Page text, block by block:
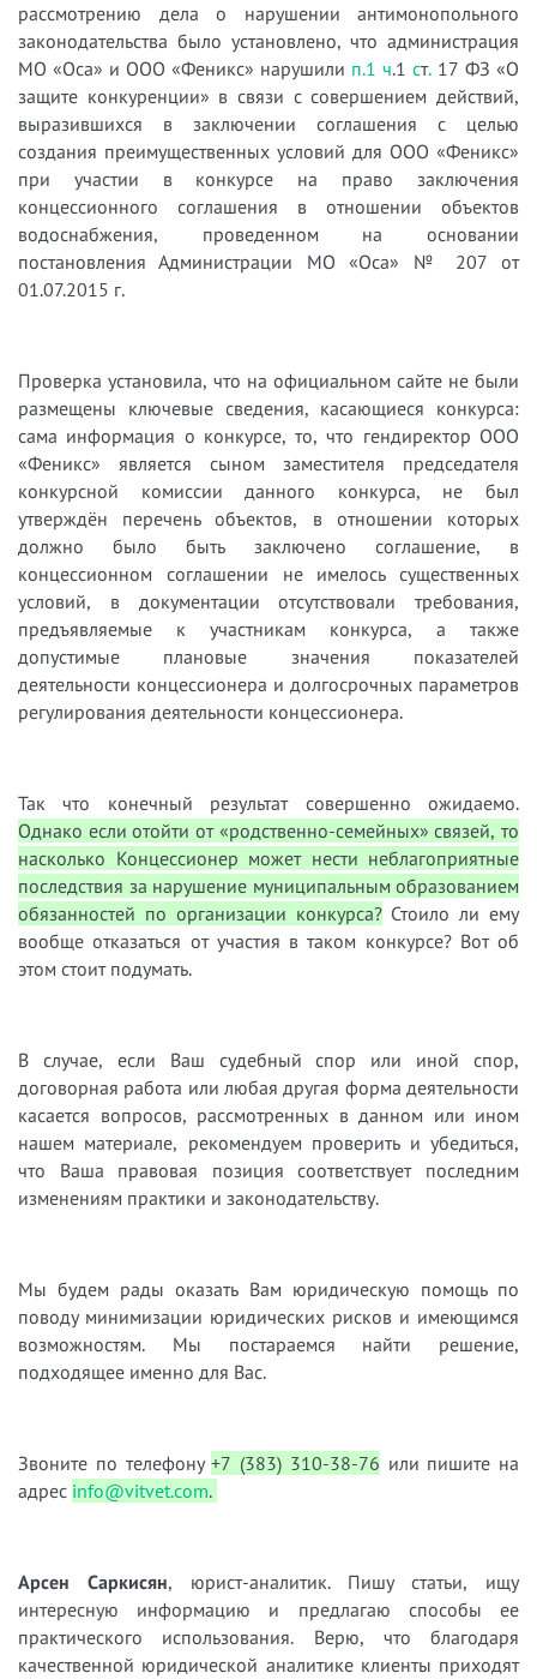
рассмотрению дела о нарушении антимонопольного
законодательства было установлено, что администрация
МО «Оса» и ООО «Феникс» нарушили п.1 ч.1 ст. 17 ФЗ «О
защите конкуренции» в связи с совершением действий,
выразившихся в заключении соглашения с целью
создания преимущественных условий для ООО «Феникс»
при участии в конкурсе на право заключения
концессионного соглашения в отношении объектов
водоснабжения, проведенном на основании
постановления Администрации МО «Оса» № 207 от
01.07.2015 г.
Проверка установила, что на официальном сайте не были
размещены ключевые сведения, касающиеся конкурса:
сама информация о конкурсе, то, что гендиректор ООО
«Феникс» является сыном заместителя председателя
конкурсной комиссии данного конкурса, не был
утверждён перечень объектов, в отношении которых
должно было быть заключено соглашение, в
концессионном соглашении не имелось существенных
условий, в документации отсутствовали требования,
предъявляемые к участникам конкурса, а также
допустимые плановые значения показателей
деятельности концессионера и долгосрочных параметров
регулирования деятельности концессионера.
Так что конечный результат совершенно ожидаемо.
Однако если отойти от «родственно-семейных» связей, то
насколько Концессионер может нести неблагоприятные
последствия за нарушение муниципальным образованием
обязанностей по организации конкурса?Стоило ли ему
вообще отказаться от участия в таком конкурсе? Вот об
этом стоит подумать.
В случае, если Ваш судебный спор или иной спор,
договорная работа или любая другая форма деятельности
касается вопросов, рассмотренных в данном или ином
нашем материале, рекомендуем проверить и убедиться,
что Ваша правовая позиция соответствует последним
изменениям практики и законодательству.
Мы будем рады оказать Вам юридическую помощь по
поводу минимизации юридических рисков и имеющимся
возможностям. Мы постараемся найти решение,
подходящее именно для Вас.
Звоните по телефону+7 (383) 310-38-76 или пишите на
адрес info@vitvet.com.
Арсен Саркисян, юрист-аналитик. Пишу статьи, ищу
интересную информацию и предлагаю способы ее
практического использования. Верю, что благодаря
качественной юридической аналитике клиенты приходят